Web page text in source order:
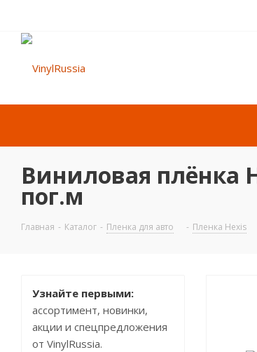
Виниловая плёнка
пог.м
Главная - Каталог - Пленка для авто - Пленка Hexis
Узнайте первыми:
ассортимент, новинки,
акции и спецпредложения
от VinylRussia.